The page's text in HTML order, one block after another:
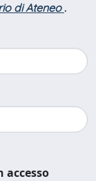
di Ateneo .